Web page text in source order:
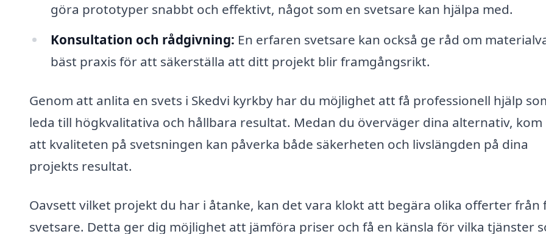
göra prototyper snabbt och effektivt, något som en svetsare kan hjälpa med.
Konsultation och rådgivning: En erfaren svetsare kan också ge råd om
bäst praxis för att säkerställa att ditt projekt blir framgångsrikt.
Genom att anlita en svets i Skedvi kyrkby har du möjlighet att få professionell hjälp
leda till högkvalitativa och hållbara resultat. Medan du överväger dina alternativ, kom
att kvaliteten på svetsningen kan påverka både säkerheten och livslängden på dina
projekts resultat.
Oavsett vilket projekt du har i åtanke, kan det vara klokt att begära olika offerter från
svetsare. Detta ger dig möjlighet att jämföra priser och få en känsla för vilka tjänster